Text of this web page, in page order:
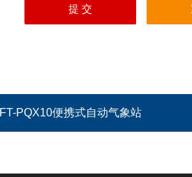
FT-PQX10便携式自动气象站